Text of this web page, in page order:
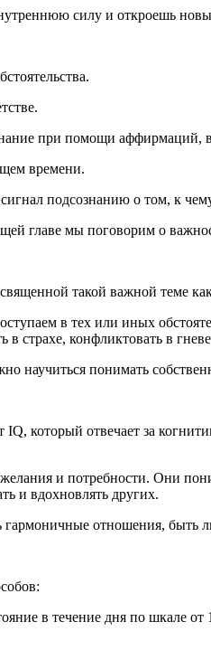
силу и откроешь
при помощи аффирмаций,
времени.
подсознанию о том, к
главе мы поговорим о
такой важной теме
в тех или иных
в страхе, конфликтовать в
понимать
который отвечает за
и потребности. Они
и вдохновлять других.
отношения, быть
в течение дня по шкале